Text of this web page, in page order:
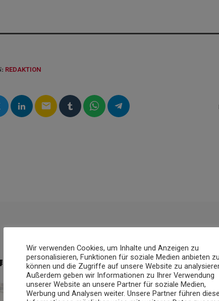
REDAKTION
email
Wir verwenden Cookies, um Inhalte und Anzeigen zu
personalisieren, Funktionen für soziale Medien anbieten zu
können und die Zugriffe auf unsere Website zu
Außerdem geben wir Informationen zu Ihrer Verwendung
unserer Website an unsere Partner für soziale Medien,
Werbung und Analysen weiter. Unsere Partner führen diese